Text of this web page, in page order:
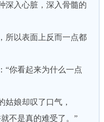
入心脏，深入骨髓的
以表面上反而一点都
你看起来为什么一点
娘却叹了口气，
不是真的难受了。”